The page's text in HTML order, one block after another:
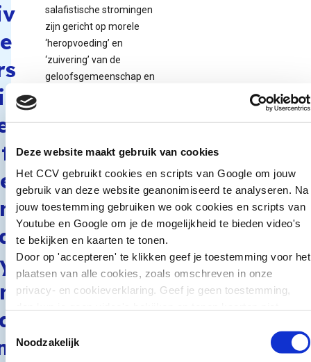
Deze website maakt gebruik van cookies
Het CCV gebruikt cookies en scripts van Google om jouw
gebruik van deze website geanonimiseerd te analyseren. Na
jouw toestemming gebruiken we ook cookies en scripts van
Youtube en Google om je de mogelijkheid te bieden video's
te bekijken en kaarten te tonen.
Door op 'accepteren' te klikken geef je toestemming voor het
plaatsen van alle cookies, zoals omschreven in onze
privacy- en cookieverklaring. Geef je geen toestemming,
Toestemmingsselectie
Noodzakelijk
e
t
e
salafistische stromingen
zijn gericht op morele
‘heropvoeding’ en
‘zuivering’ van de
geloofsgemeenschap en
soennitische moslims in
Nederland. Het precieze
aantal aanhangers van
het salafisme is niet vast
te stellen vanwege de
diversiteit en diffuse
begrenzing van de
stromingen. Het
salafisme is intern
centrale autoriteit en